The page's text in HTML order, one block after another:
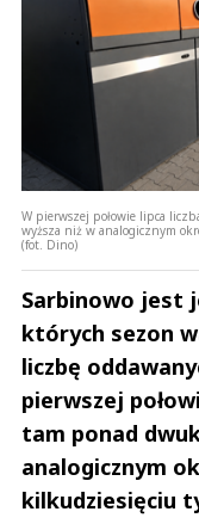
W pierwszej połowie lipca
wyższa niż w analogicznym
(fot. Dino)
Sarbinowo jest
których sezon
liczbę
pierwszej
tam ponad
analogicznym
kilkudziesięciu